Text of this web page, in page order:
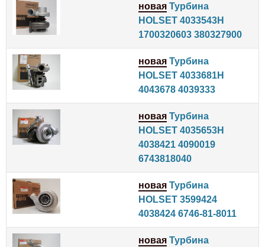
новая Турбина
HOLSET 4033543H
1700320603 380327900
новая Турбина
HOLSET 4033681H
4043678 4039333
новая Турбина
HOLSET 4035653H
4038421 4090019
6743818040
новая Турбина
HOLSET 3599424
4038424 6746-81-8011
новая Турбина